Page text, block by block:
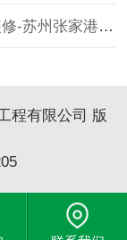
苏州张家港无尘车间装修
程有限公司 版